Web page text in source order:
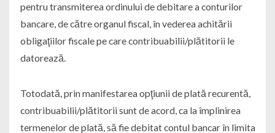
pentru transmiterea ordinului de debitare a conturilor
bancare, de către organul fiscal, în vederea achitării
obligaţiilor fiscale pe care contribuabilii/plătitorii le
datorează.
Totodată, prin manifestarea opţiunii de plată recurentă,
contribuabilii/plătitorii sunt de acord, ca la împlinirea
termenelor de plată, să fie debitat contul bancar în limita